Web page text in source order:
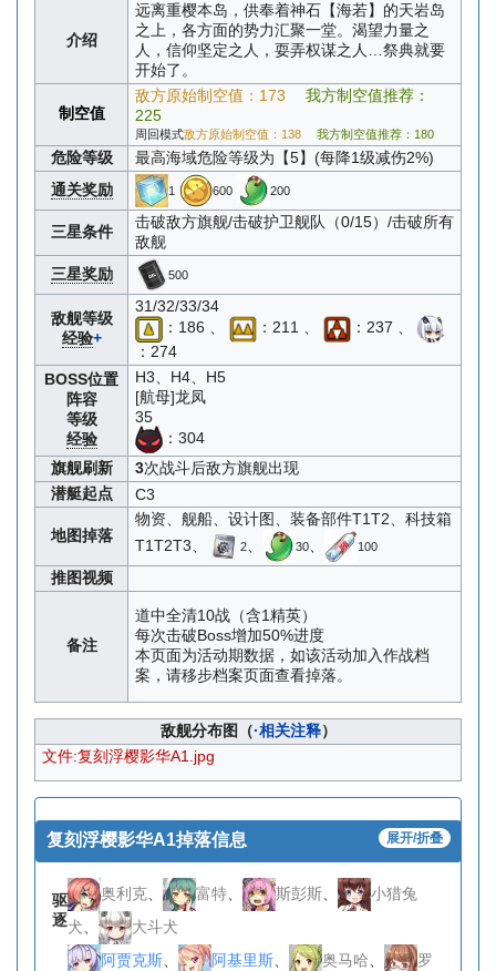
介绍
远离重樱本岛，供奉着神石【海若】的天岩岛
之上，各方面的势力汇聚一堂。渴望力量之
人，信仰坚定之人，耍弄权谋之人…祭典就要
开始了。
制空值
敌方原始制空值：173
我方制空值推荐：
225
周回模式敌方原始制空值：138 我方制空值推荐：180
危险等级
最高海域危险等级为【5】(每降1级减伤2%)
通关奖励
1 600 200
三星条件
击破敌方旗舰/击破护卫舰队（0/15）/击破所有
敌舰
三星奖励
500
敌舰等级
经验+
31/32/33/34
：186 、
：211 、
：237 、
：274
BOSS位置
阵容
等级
经验
H3、H4、H5
[航母]龙凤
35
：304
旗舰刷新
3次战斗后敌方旗舰出现
潜艇起点
C3
地图掉落
物资、舰船、设计图、装备部件T1T2、科技箱
T1T2T3、
2、 30、 100
推图视频
备注
道中全清10战（含1精英）
每次击破Boss增加50%进度
本页面为活动期数据，如该活动加入作战档
案，请移步档案页面查看掉落。
敌舰分布图（·相关注释）
文件:复刻浮樱影华A1.jpg
复刻浮樱影华A1掉落信息 展开/折叠
驱
逐
奥利克 富特 斯彭斯
小猎兔
犬
大斗犬
阿贾克斯 阿基里斯 奥马哈
罗